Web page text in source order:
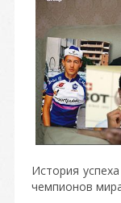
История
чемпионов